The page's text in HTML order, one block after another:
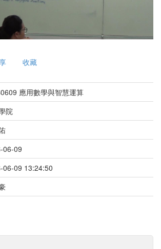
影
收藏
應用數學與智慧運算
院
06-09
06-09 13:24:50